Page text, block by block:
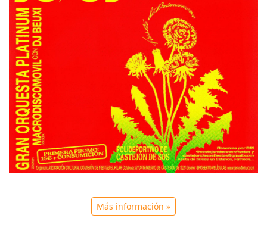
Más información »